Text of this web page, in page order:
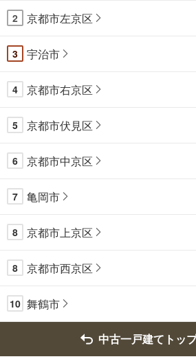
2 京都市左京区
3 宇治市
4 京都市右京区
5 京都市伏見区
6 京都市中京区
7 亀岡市
8 京都市上京区
8 京都市西京区
10 舞鶴市
中古一戸建てトッ